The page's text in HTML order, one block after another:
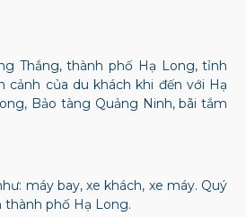
Thắng, thành phố Hạ Long, tỉnh
của du khách khi đến với Hạ
Bảo tàng Quảng Ninh, bãi tắm
máy bay, xe khách, xe máy. Quý
thành phố Hạ Long.